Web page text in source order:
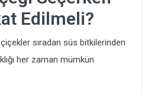
Edilmeli?
sıradan süs bitkilerinden
her zaman mümkün